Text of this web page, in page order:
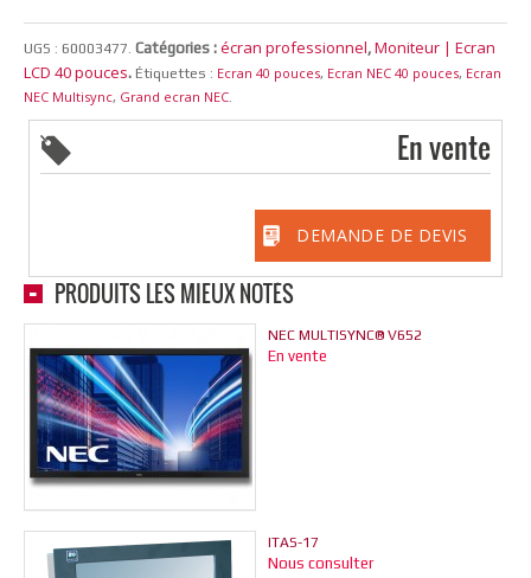
UGS : 60003477. Catégories : écran professionnel, Moniteur | Ecran
LCD 40 pouces. Étiquettes : Ecran 40 pouces, Ecran NEC 40 pouces, Ecran
NEC Multisync, Grand ecran NEC.
En vente
DEMANDE DE DEVIS
PRODUITS LES MIEUX NOTÉS
NEC MULTISYNC® V652
En vente
ITAS-17
Nous consulter